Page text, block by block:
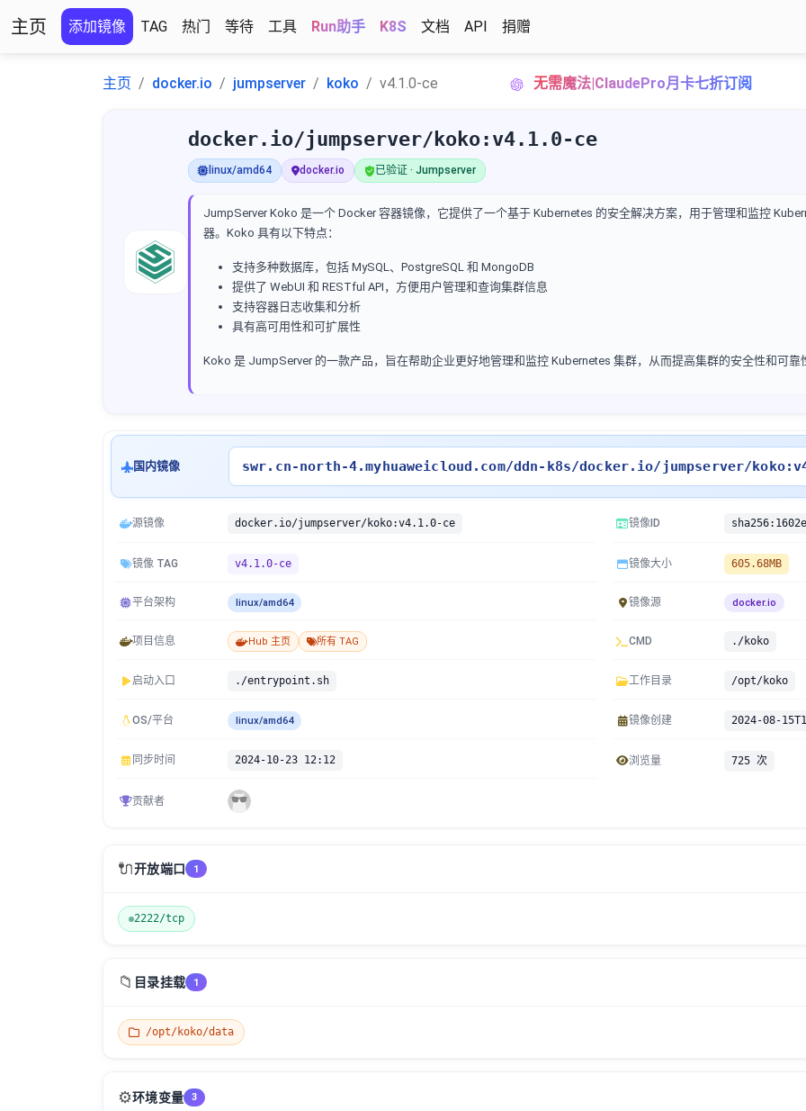
主页 添加镜像 TAG 热门 等待 工具 Run助手 K8S 文档 API 捐赠
主页 docker.io jumpserver koko v4.1.0-ce 无需魔法|ClaudePro月卡七折订阅
docker.io/jumpserver/koko:v4.1.0-ce
linux/amd64 docker.io 已验证 · Jumpserver
JumpServer Koko 是一个 Docker 容器镜像，它提供了一个基于 Kubernetes 的安全解决方案，用于管理和监控
器。Koko 具有以下特点：
支持多种数据库，包括 MySQL、PostgreSQL 和 MongoDB
提供了 WebUI 和 RESTful API，方便用户管理和查询集群信息
支持容器日志收集和分析
具有高可用性和可扩展性
Koko 是 JumpServer 的一款产品，旨在帮助企业更好地管理和监控 Kubernetes 集群，从而提高集群的安全性和可靠
国内镜像 swr.cn-north-4.myhuaweicloud.com/ddn-k8s/docker.io/jumpserver/
源镜像 docker.io/jumpserver/koko:v4.1.0-ce 镜像ID
镜像 TAG v4.1.0-ce 镜像大小 605.68MB
平台架构 linux/amd64 镜像源 docker.io
项目信息 Hub 主页 所有 TAG CMD ./koko
启动入口 ./entrypoint.sh 工作目录 /opt/koko
OS/平台 linux/amd64 镜像创建 2024-08-
同步时间 2024-10-23 12:12 浏览量 725 次
贡献者
🔌开放端口 1
2222/tcp
📁 目录挂载 1
/opt/koko/data
⚙️环境变量 3